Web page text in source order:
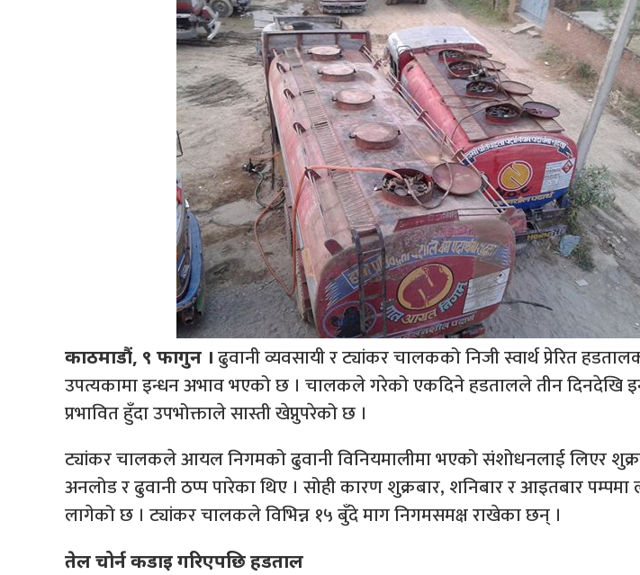
काठमाडौं, ९ फागुन । ढुवानी व्यवसायी र ट्यांकर चालकको निजी स्वार्थ प्रेरित
उपत्यकामा इन्धन अभाव भएको छ । चालकले गरेको एकदिने हडतालले तीन दिनदेखि
प्रभावित हुँदा उपभोक्ताले सास्ती खेप्नुपरेको छ ।
ट्यांकर चालकले आयल निगमको ढुवानी विनियमालीमा भएको संशोधनलाई लिएर
अनलोड र ढुवानी ठप्प पारेका थिए । सोही कारण शुक्रबार, शनिबार र आइतबार पम्पमा
लागेको छ । ट्यांकर चालकले विभिन्न १५ बुँदे माग निगमसमक्ष राखेका छन् ।
तेल चोर्न कडाइ गरिएपछि हडताल